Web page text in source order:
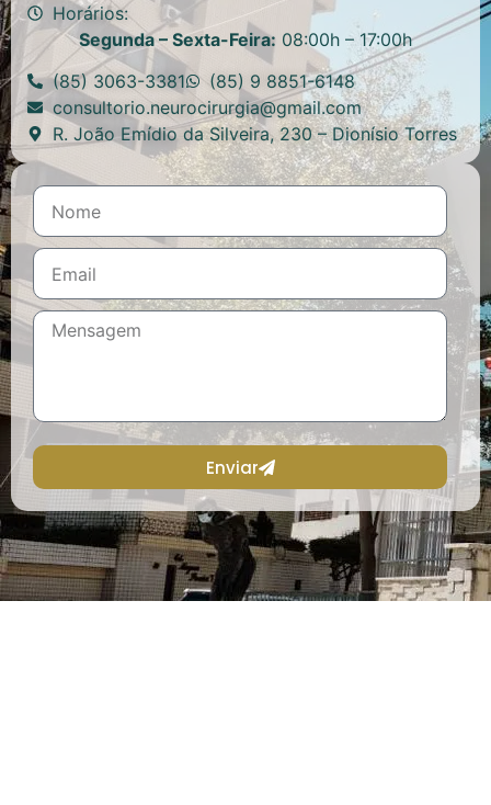
Horários:
Segunda – Sexta-Feira: 08:00h – 17:00h
(85) 3063-3381
(85) 9 8851-6148
consultorio.neurocirurgia@gmail.com
R. João Emídio da Silveira, 230 – Dionísio Torres
Enviar